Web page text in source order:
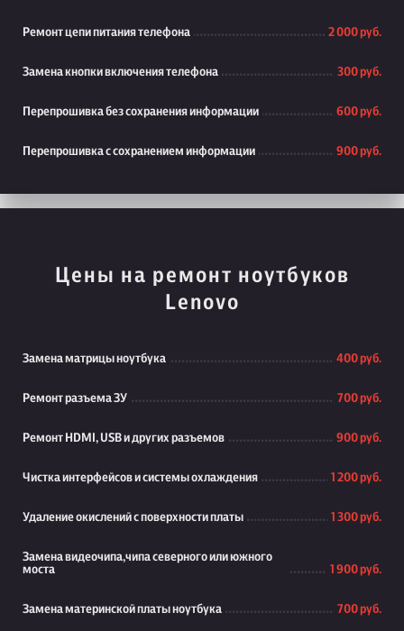
Ремонт цепи питания телефона 2 000 руб.
Замена кнопки включения телефона 300 руб.
Перепрошивка без сохранения информации 600 руб.
Перепрошивка с сохранением информации 900 руб.
Цены на ремонт ноутбуков
Lenovo
Замена матрицы ноутбука 400 руб.
Ремонт разъема ЗУ 700 руб.
Ремонт HDMI, USB и других разъемов 900 руб.
Чистка интерфейсов и системы охлаждения 1 200 руб.
Удаление окислений с поверхности платы 1 300 руб.
Замена видеочипа,чипа северного или южного
моста
1 900 руб.
Замена материнской платы ноутбука 700 руб.